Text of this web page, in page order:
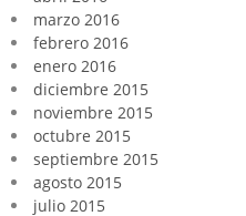
marzo 2016
febrero 2016
enero 2016
diciembre 2015
noviembre 2015
octubre 2015
septiembre 2015
agosto 2015
julio 2015